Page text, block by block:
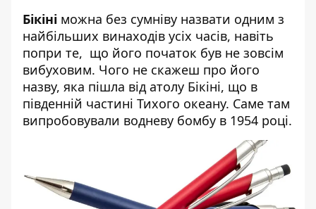
Бікіні можна без сумніву назвати одним з
найбільших винаходів усіх часів, навіть
попри те, що його початок був не зовсім
вибуховим. Чого не скажеш про його
назву, яка пішла від атолу Бікіні, що в
південній частині Тихого океану. Саме там
випробовували водневу бомбу в 1954 році.